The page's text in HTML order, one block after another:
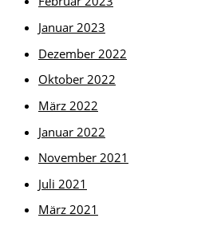
Januar 2023
Dezember 2022
Oktober 2022
März 2022
Januar 2022
November 2021
Juli 2021
März 2021